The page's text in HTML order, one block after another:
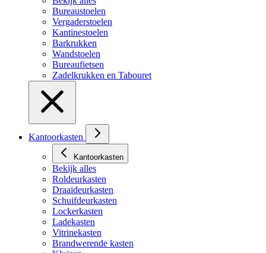
Bureaustoelen
Vergaderstoelen
Kantinestoelen
Barkrukken
Wandstoelen
Bureaufietsen
Zadelkrukken en Tabouret
Kantoorkasten
Kantoorkasten
Bekijk alles
Roldeurkasten
Draaideurkasten
Schuifdeurkasten
Lockerkasten
Ladekasten
Vitrinekasten
Brandwerende kasten